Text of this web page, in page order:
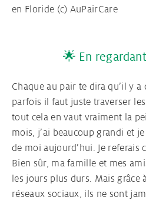
en Floride (c) AuPairCare
🌟 En
Chaque au pair te dira qu’il y a
parfois il faut juste traverser
tout cela en vaut vraiment la
mois, j’ai beaucoup grandi et
de moi aujourd’hui. Je referais
Bien sûr, ma famille et mes
les jours plus durs. Mais grâce
réseaux sociaux, ils ne sont